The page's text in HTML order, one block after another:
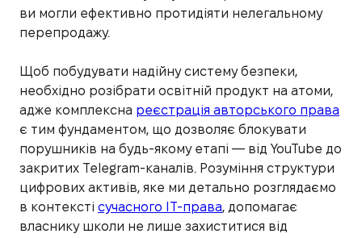
ви могли ефективно протидіяти нелегальному
перепродажу.
Щоб побудувати надійну систему безпеки,
необхідно розібрати освітній продукт на атоми,
адже комплексна реєстрація авторського права
є тим фундаментом, що дозволяє блокувати
порушників на будь-якому етапі — від YouTube до
закритих Telegram-каналів. Розуміння структури
цифрових активів, яке ми детально розглядаємо
в контексті сучасного IT-права, допомагає
власнику школи не лише захиститися від